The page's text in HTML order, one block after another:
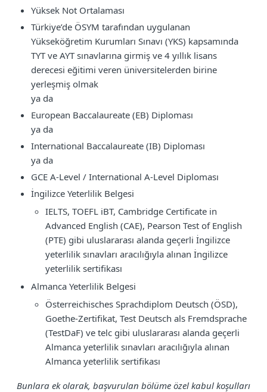
Yüksek Not Ortalaması
Türkiye’de ÖSYM tarafından uygulanan
Yükseköğretim Kurumları Sınavı (YKS) kapsamında
TYT ve AYT sınavlarına girmiş ve 4 yıllık lisans
derecesi eğitimi veren üniversitelerden birine
yerleşmiş olmak
ya da
European Baccalaureate (EB) Diploması
ya da
International Baccalaureate (IB) Diploması
ya da
GCE A-Level / International A-Level Diploması
İngilizce Yeterlilik Belgesi
IELTS, TOEFL iBT, Cambridge Certificate in
Advanced English (CAE), Pearson Test of English
(PTE) gibi uluslararası alanda geçerli İngilizce
yeterlilik sınavları aracılığıyla alınan İngilizce
yeterlilik sertifikası
Almanca Yeterlilik Belgesi
Österreichisches Sprachdiplom Deutsch (ÖSD),
Goethe-Zertifikat, Test Deutsch als Fremdsprache
(TestDaF) ve telc gibi uluslararası alanda geçerli
Almanca yeterlilik sınavları aracılığıyla alınan
Almanca yeterlilik sertifikası
Bunlara ek olarak, başvurulan bölüme özel kabul koşulları